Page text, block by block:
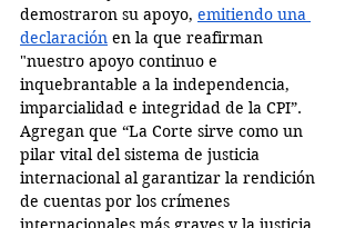
demostraron su apoyo, emitiendo una
declaración en la que reafirman
"nuestro apoyo continuo e
inquebrantable a la independencia,
imparcialidad e integridad de la CPI”.
Agregan que “La Corte sirve como un
pilar vital del sistema de justicia
internacional al garantizar la rendición
de cuentas por los crímenes